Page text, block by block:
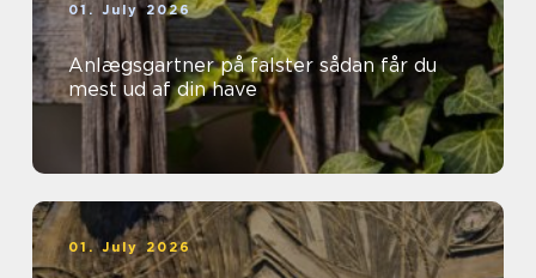
01. July 2026
Anlægsgartner på falster sådan får du
mest ud af din have
01. July 2026